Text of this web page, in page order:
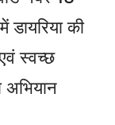
डायरिया की
स्वच्छ